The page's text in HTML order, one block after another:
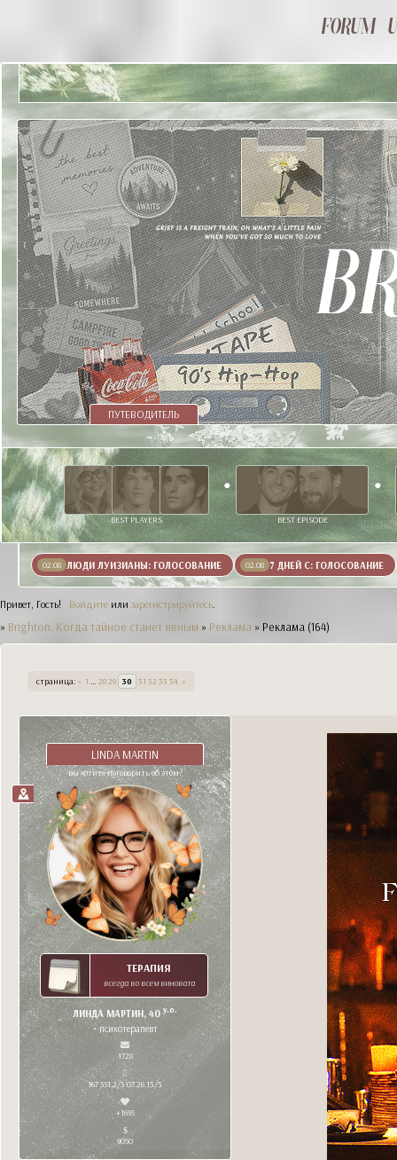
ПУТЕВОДИТЕЛЬ
BEST PLAYERS BEST EPISODE
02.08 ЛЮДИ ЛУИЗИАНЫ: ГОЛОСОВАНИЕ 02.08 7 ДНЕЙ С: ГОЛОСОВАНИЕ
Привет, Гость! Войдите или зарегистрируйтесь.
» Brighton. Когда тайное станет явным » Реклама » Реклама (164)
страница: « 1 … 2829 30 31 32 33 34 »
LINDA MARTIN
вы хотите поговорить об этом?
ТЕРАПИЯ
всегда во всем виновата
ЛИНДА МАРТИН, 40y.o.
• психотерапевт
1728
167 551,2/3 07.26,13/3
+1695
9050